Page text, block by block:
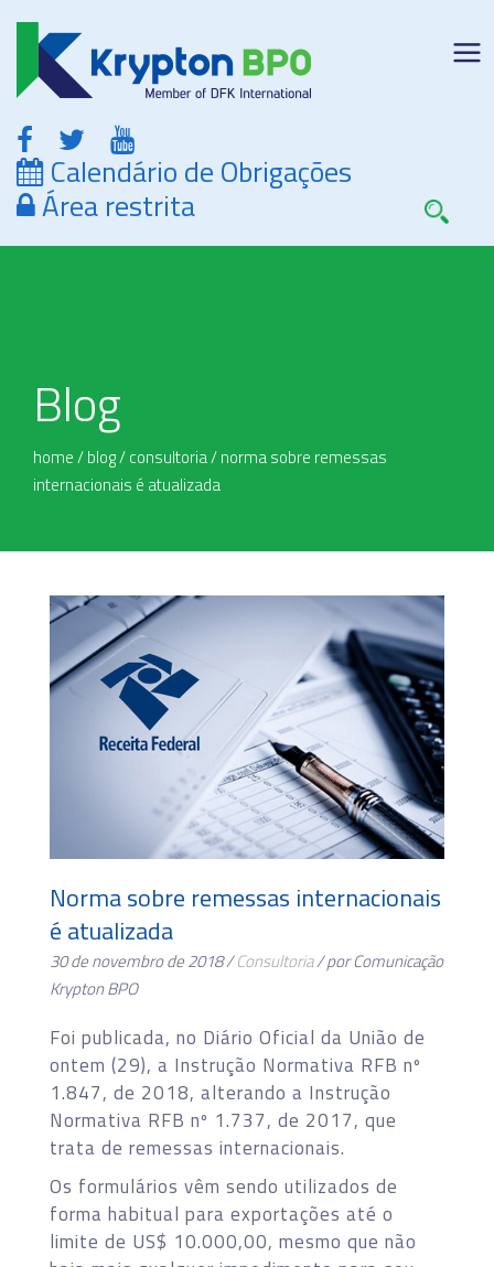
Calendário de Obrigações
Área restrita
Blog
home/blog/consultoria/norma sobre remessas
internacionais é atualizada
Norma sobre remessas internacionais
é atualizada
30 de novembro de 2018 /Consultoria/ por Comunicação
Krypton BPO
Foi publicada, no Diário Oficial da União de
ontem (29), a Instrução Normativa RFB nº
1.847, de 2018, alterando a Instrução
Normativa RFB nº 1.737, de 2017, que
trata de remessas internacionais.
Os formulários vêm sendo utilizados de
forma habitual para exportações até o
limite de US$ 10.000,00, mesmo que não